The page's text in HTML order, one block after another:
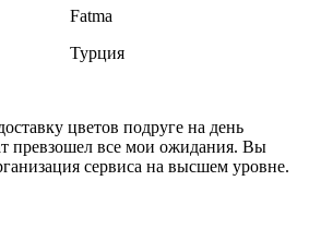
Fatma
Турция
цветов подруге на день
превзошел все мои ожидания. Вы
сервиса на высшем уровне.